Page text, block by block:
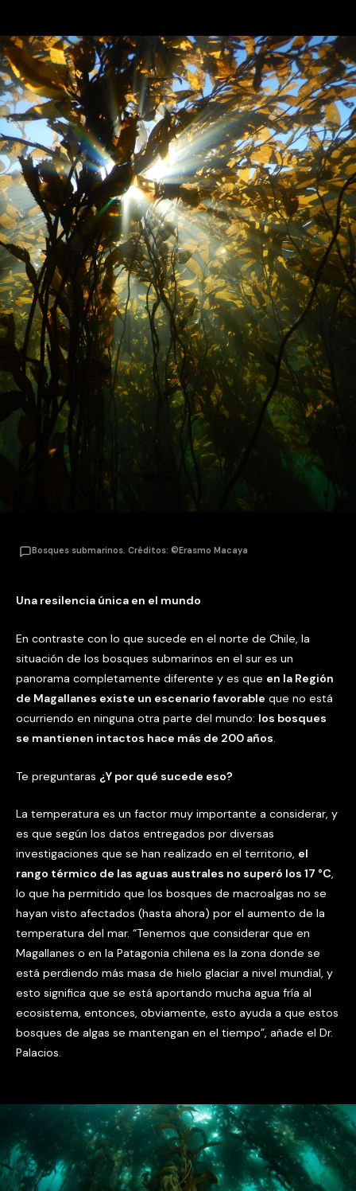
Bosques submarinos. Créditos: ©Erasmo Macaya
Una resilencia única en el mundo
En contraste con lo que sucede en el norte de Chile, la
situación de los bosques submarinos en el sur es un
panorama completamente diferente y es que en la Región
de Magallanes existe un escenario favorable que no está
ocurriendo en ninguna otra parte del mundo: los bosques
se mantienen intactos hace más de 200 años.
Te preguntaras ¿Y por qué sucede eso?
La temperatura es un factor muy importante a considerar, y
es que según los datos entregados por diversas
investigaciones que se han realizado en el territorio, el
rango térmico de las aguas australes no superó los 17 °C,
lo que ha permitido que los bosques de macroalgas no se
hayan visto afectados (hasta ahora) por el aumento de la
temperatura del mar. “Tenemos que considerar que en
Magallanes o en la Patagonia chilena es la zona donde se
está perdiendo más masa de hielo glaciar a nivel mundial, y
esto significa que se está aportando mucha agua fría al
ecosistema, entonces, obviamente, esto ayuda a que estos
bosques de algas se mantengan en el tiempo”, añade el Dr.
Palacios.